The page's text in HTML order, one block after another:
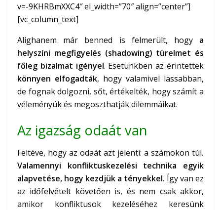
v=-9KHRBmXXC4″ el_width=”70″ align=”center”]
[vc_column_text]
Alighanem már benned is felmerült, hogy a
helyszíni megfigyelés (shadowing) türelmet és
főleg bizalmat igényel. Esetünkben az érintettek
könnyen elfogadták, hogy valamivel lassabban,
de fognak dolgozni, sőt, értékelték, hogy számít a
véleményük és megoszthatják dilemmáikat.
Az igazság odaát van
Feltéve, hogy az odaát azt jelenti: a számokon túl.
Valamennyi konfliktuskezelési technika egyik
alapvetése, hogy kezdjük a tényekkel. Így van ez
az időfelvételt követően is, és nem csak akkor,
amikor konfliktusok kezeléséhez keresünk